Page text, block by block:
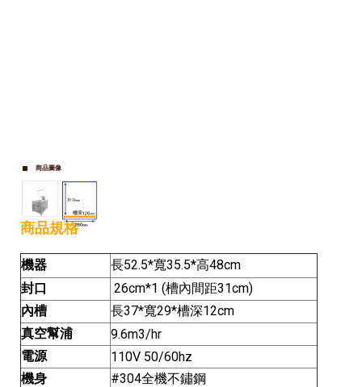
商品圖像
商品規格
機器
長52.5*寬35.5*高48cm
封口
26cm*1 (槽內間距31cm)
內槽
長37*寬29*槽深12cm
真空幫浦
9.6m3/hr
電源
110V 50/60hz
機身
#304全機不鏽鋼